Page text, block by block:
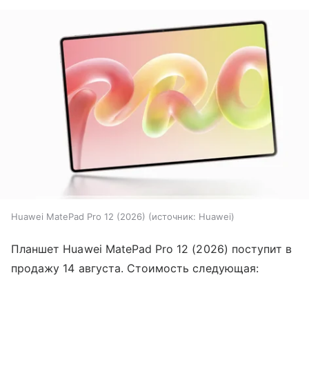
Huawei MatePad Pro 12 (2026) источник: Huawei
Планшет Huawei MatePad Pro 12 (2026) поступит в
продажу 14 августа. Стоимость следующая: